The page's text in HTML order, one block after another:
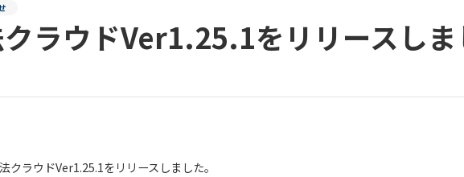
ラウドVer1.25.1をリリースしま
クラウドVer1.25.1をリリースしました。